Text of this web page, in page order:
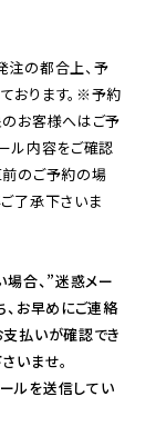
の都合上、予
おります。※予約
お客様へはご予
ル内容をご確認
前のご予約の場
了承下さいま
場合、”迷惑メー
、お早めにご連絡
払いが確認でき
いませ。
ルを送信してい